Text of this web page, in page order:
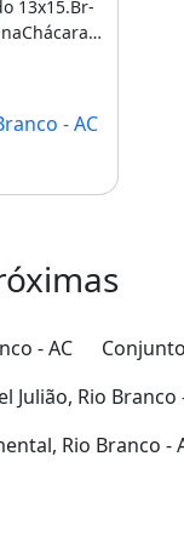
13x15.Br-
em
- AC
- AC
Julião, Rio Branco
Rio Branco -